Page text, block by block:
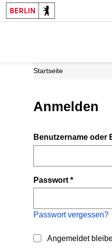
Startseite
Anmelden
Benutzername oder
Passwort*
Passwort vergessen?
Angemeldet